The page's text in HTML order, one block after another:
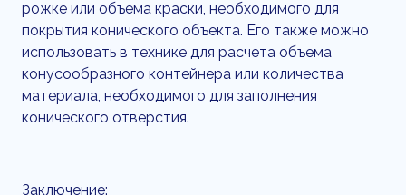
рожке или объема краски, необходимого для
покрытия конического объекта. Его также можно
использовать в технике для расчета объема
конусообразного контейнера или количества
материала, необходимого для заполнения
конического отверстия.
Заключение: